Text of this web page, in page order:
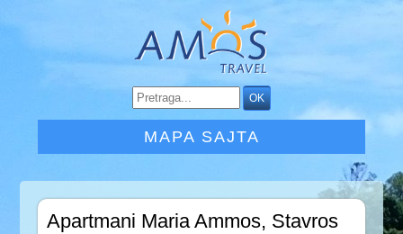
MAPA SAJTA
Apartmani Maria Ammos, Stavros